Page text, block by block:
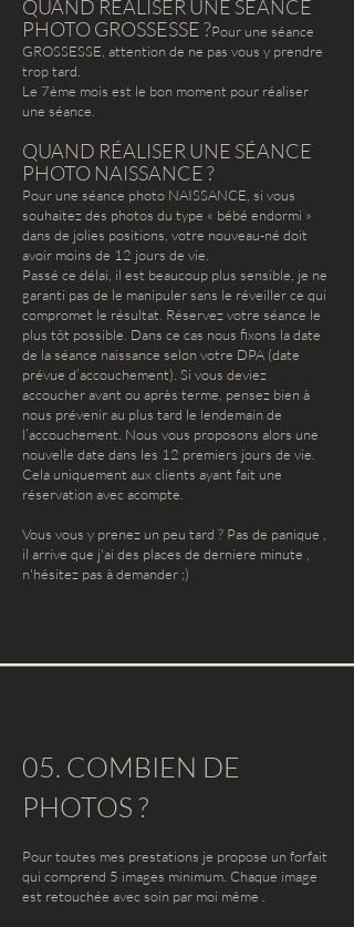
QUAND RÉALISER UNE SÉANCE
PHOTO GROSSESSE ?Pour une séance
GROSSESSE, attention de ne pas vous y prendre
trop tard.
Le 7ème mois est le bon moment pour réaliser
une séance.
QUAND RÉALISER UNE SÉANCE
PHOTO NAISSANCE?
Pour une séance photo NAISSANCE, si vous
souhaitez des photos du type « bébé endormi »
dans de jolies positions, votre nouveau-né doit
avoir moins de 12 jours de vie.
Passé ce délai, il est beaucoup plus sensible, je ne
garanti pas de le manipuler sans le réveiller ce qui
compromet le résultat. Réservez votre séance le
plus tôt possible. Dans ce cas nous fixons la date
de la séance naissance selon votre DPA (date
prévue d’accouchement). Si vous deviez
accoucher avant ou après terme, pensez bien à
nous prévenir au plus tard le lendemain de
l’accouchement. Nous vous proposons alors une
nouvelle date dans les 12 premiers jours de vie.
Cela uniquement aux clients ayant fait une
réservation avec acompte.
Vous vous y prenez un peu tard ? Pas de panique ,
il arrive que j'ai des places de derniere minute ,
n'hésitez pas à demander ;)
05. COMBIEN DE
PHOTOS ?
Pour toutes mes prestations je propose un forfait
qui comprend 5 images minimum. Chaque image
est retouchée avec soin par moi même .